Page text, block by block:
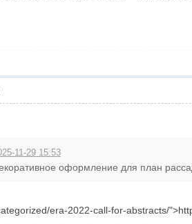
11-29 15:53
оформление для план
era-2022-call-for-abstracts/